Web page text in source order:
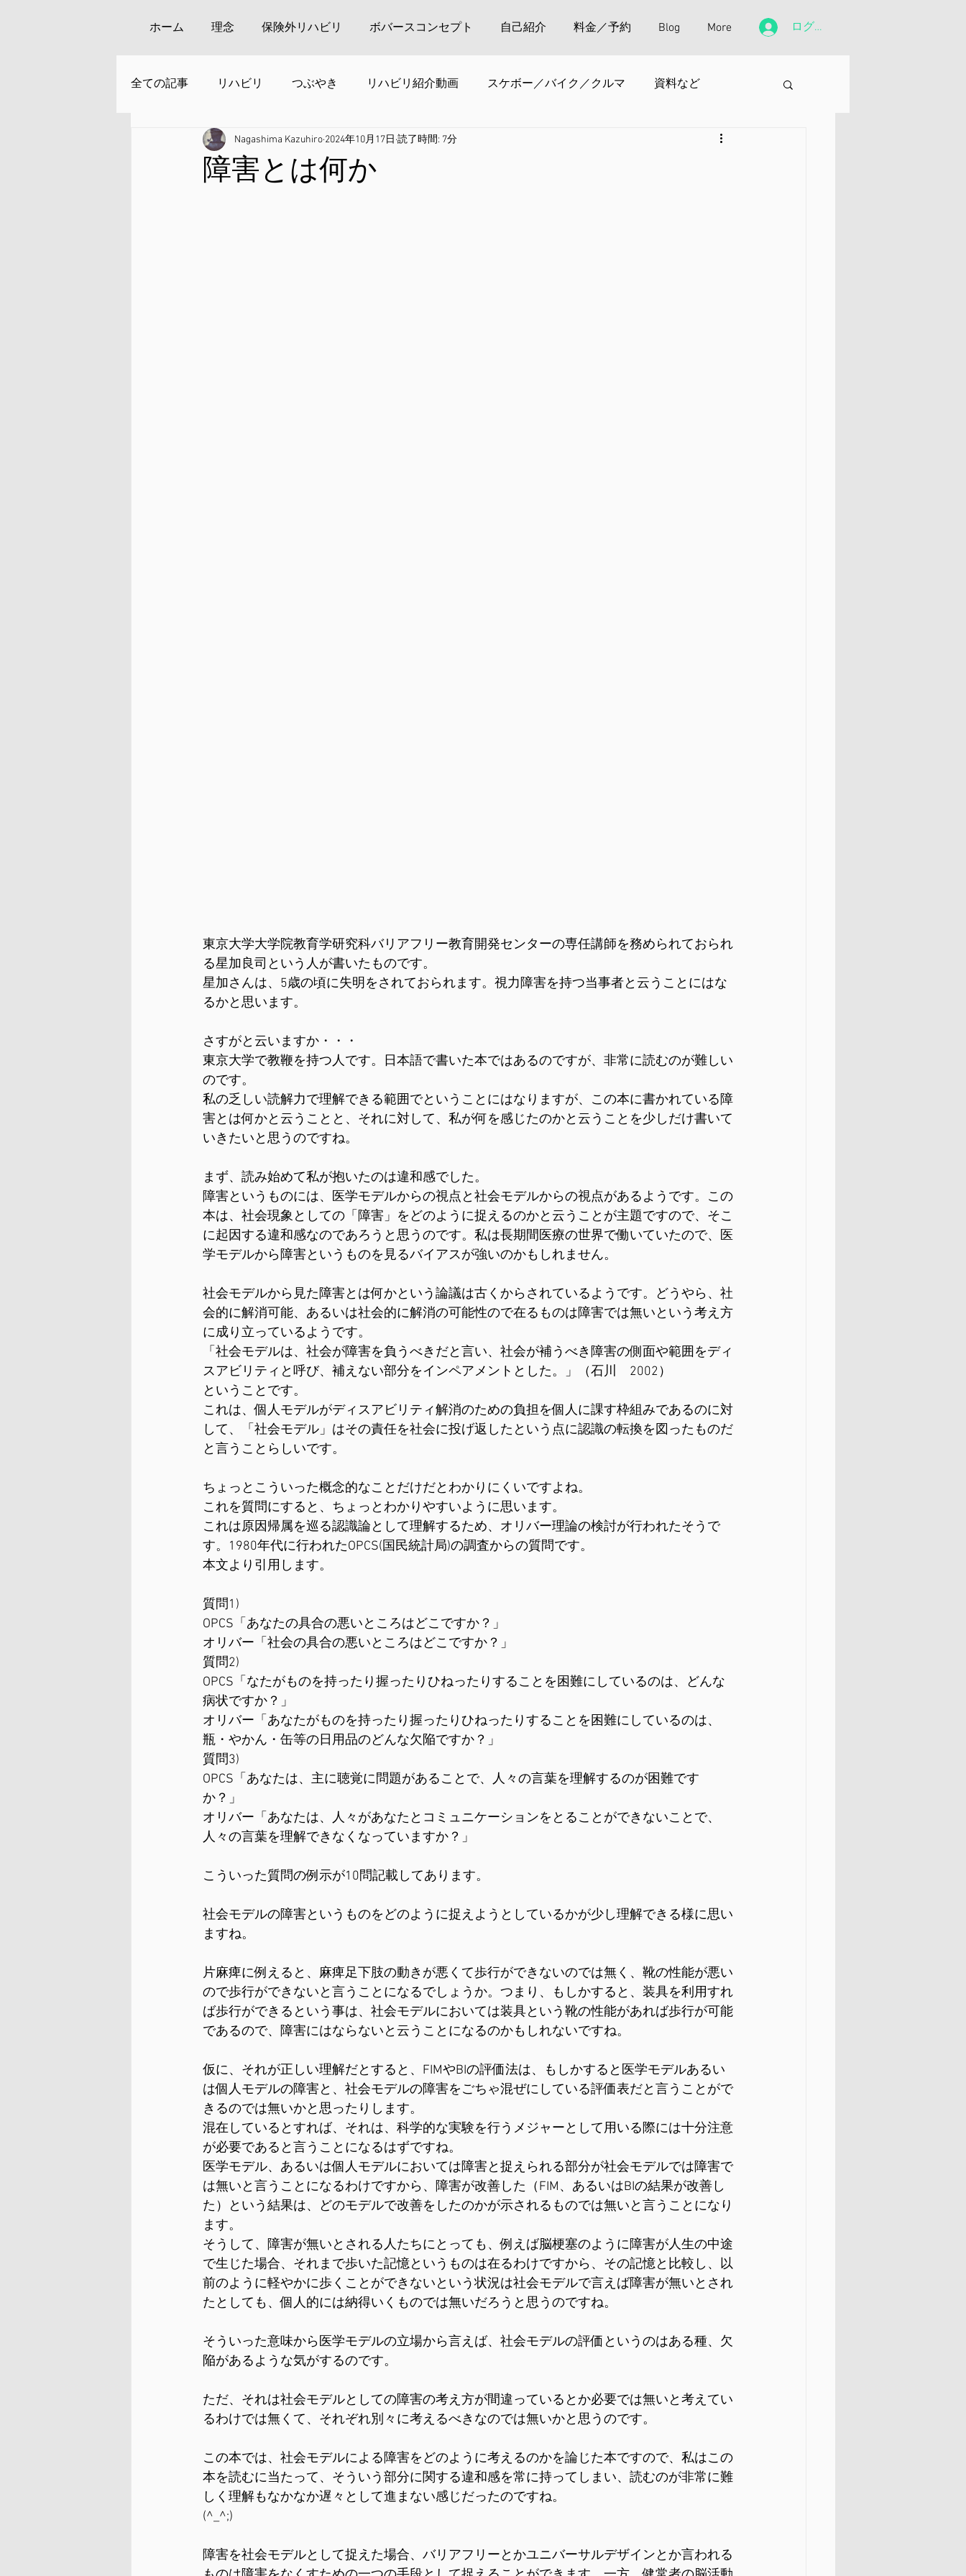
ホーム 理念 保険外リハビリ ボバースコンセプト 自己紹介 料金／予約 Blog More ログイン
全ての記事 リハビリ つぶやき リハビリ紹介動画 スケボー／バイク／クルマ 資料など
安来周辺の観光
障害とは何か
Nagashima Kazuhiro 2024年10月17日 読了時間: 7分
東京大学大学院教育学研究科バリアフリー教育開発センターの専任講師を務められておられ
る星加良司という人が書いたものです。
星加さんは、5歳の頃に失明をされておられます。視力障害を持つ当事者と云うことにはな
るかと思います。
さすがと云いますか・・・
東京大学で教鞭を持つ人です。日本語で書いた本ではあるのですが、非常に読むのが難しい
のです。
私の乏しい読解力で理解できる範囲でということにはなりますが、この本に書かれている障
害とは何かと云うことと、それに対して、私が何を感じたのかと云うことを少しだけ書いて
いきたいと思うのですね。
まず、読み始めて私が抱いたのは違和感でした。
障害というものには、医学モデルからの視点と社会モデルからの視点があるようです。この
本は、社会現象としての「障害」をどのように捉えるのかと云うことが主題ですので、そこ
に起因する違和感なのであろうと思うのです。私は長期間医療の世界で働いていたので、医
学モデルから障害というものを見るバイアスが強いのかもしれません。
社会モデルから見た障害とは何かという論議は古くからされているようです。どうやら、社
会的に解消可能、あるいは社会的に解消の可能性ので在るものは障害では無いという考え方
に成り立っているようです。
「社会モデルは、社会が障害を負うべきだと言い、社会が補うべき障害の側面や範囲をディ
スアビリティと呼び、補えない部分をインペアメントとした。」（石川　2002）
ということです。
これは、個人モデルがディスアビリティ解消のための負担を個人に課す枠組みであるのに対
して、「社会モデル」はその責任を社会に投げ返したという点に認識の転換を図ったものだ
と言うことらしいです。
ちょっとこういった概念的なことだけだとわかりにくいですよね。
これを質問にすると、ちょっとわかりやすいように思います。
これは原因帰属を巡る認識論として理解するため、オリバー理論の検討が行われたそうで
す。1980年代に行われたOPCS(国民統計局)の調査からの質問です。
本文より引用します。
質問1)
OPCS「あなたの具合の悪いところはどこですか？」
オリバー「社会の具合の悪いところはどこですか？」
質問2)
OPCS「なたがものを持ったり握ったりひねったりすることを困難にしているのは、どんな
病状ですか？」
オリバー「あなたがものを持ったり握ったりひねったりすることを困難にしているのは、
瓶・やかん・缶等の日用品のどんな欠陥ですか？」
質問3)
OPCS「あなたは、主に聴覚に問題があることで、人々の言葉を理解するのが困難です
か？」
オリバー「あなたは、人々があなたとコミュニケーションをとることができないことで、
人々の言葉を理解できなくなっていますか？」
こういった質問の例示が10問記載してあります。
社会モデルの障害というものをどのように捉えようとしているかが少し理解できる様に思い
ますね。
片麻痺に例えると、麻痺足下肢の動きが悪くて歩行ができないのでは無く、靴の性能が悪い
ので歩行ができないと言うことになるでしょうか。つまり、もしかすると、装具を利用すれ
ば歩行ができるという事は、社会モデルにおいては装具という靴の性能があれば歩行が可能
であるので、障害にはならないと云うことになるのかもしれないですね。
仮に、それが正しい理解だとすると、FIMやBIの評価法は、もしかすると医学モデルあるい
は個人モデルの障害と、社会モデルの障害をごちゃ混ぜにしている評価表だと言うことがで
きるのでは無いかと思ったりします。
混在しているとすれば、それは、科学的な実験を行うメジャーとして用いる際には十分注意
が必要であると言うことになるはずですね。
医学モデル、あるいは個人モデルにおいては障害と捉えられる部分が社会モデルでは障害で
は無いと言うことになるわけですから、障害が改善した（FIM、あるいはBIの結果が改善し
た）という結果は、どのモデルで改善をしたのかが示されるものでは無いと言うことになり
ます。
そうして、障害が無いとされる人たちにとっても、例えば脳梗塞のように障害が人生の中途
で生じた場合、それまで歩いた記憶というものは在るわけですから、その記憶と比較し、以
前のように軽やかに歩くことができないという状況は社会モデルで言えば障害が無いとされ
たとしても、個人的には納得いくものでは無いだろうと思うのですね。
そういった意味から医学モデルの立場から言えば、社会モデルの評価というのはある種、欠
陥があるような気がするのです。
ただ、それは社会モデルとしての障害の考え方が間違っているとか必要では無いと考えてい
るわけでは無くて、それぞれ別々に考えるべきなのでは無いかと思うのです。
この本では、社会モデルによる障害をどのように考えるのかを論じた本ですので、私はこの
本を読むに当たって、そういう部分に関する違和感を常に持ってしまい、読むのが非常に難
しく理解もなかなか遅々として進まない感じだったのですね。
(^_^;)
障害を社会モデルとして捉えた場合、バリアフリーとかユニバーサルデザインとか言われる